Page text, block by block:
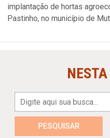
implantação de hortas
Pastinho, no município de
PESQUISAR